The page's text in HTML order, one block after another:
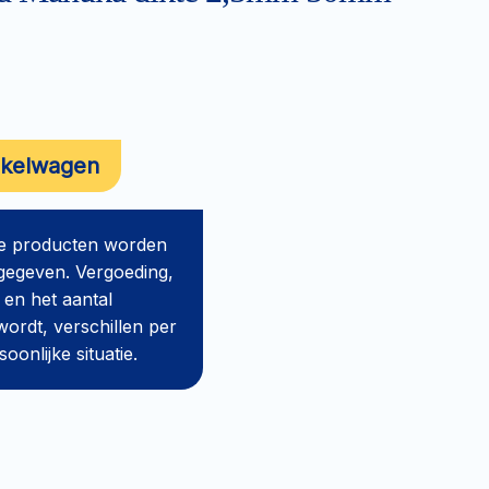
producten worden
Vergoeding,
het aantal
verschillen per
situatie.